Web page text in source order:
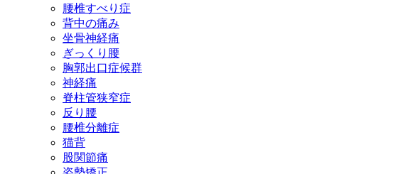
腰椎すべり症
背中の痛み
坐骨神経痛
ぎっくり腰
胸郭出口症候群
神経痛
脊柱管狭窄症
反り腰
腰椎分離症
猫背
股関節痛